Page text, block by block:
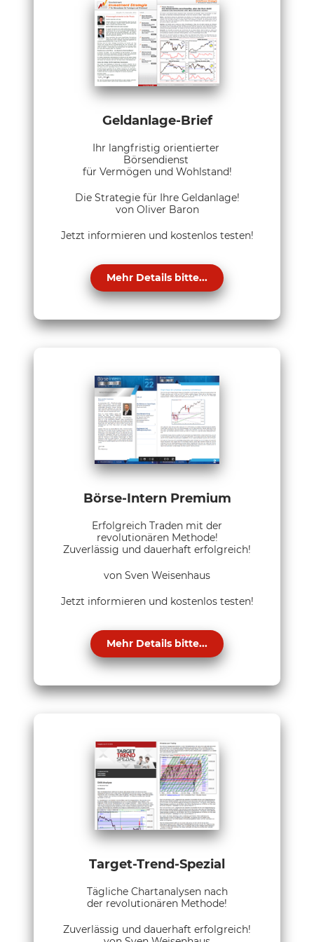
Geldanlage-Brief
Ihr langfristig orientierter
Börsendienst
für Vermögen und Wohlstand!
Die Strategie für Ihre Geldanlage!
von Oliver Baron
Jetzt informieren und kostenlos testen!
Mehr Details bitte...
Börse-Intern Premium
Erfolgreich Traden mit der
revolutionären Methode!
Zuverlässig und dauerhaft erfolgreich!
von Sven Weisenhaus
Jetzt informieren und kostenlos testen!
Mehr Details bitte...
Target-Trend-Spezial
Tägliche Chartanalysen nach
der revolutionären Methode!
Zuverlässig und dauerhaft erfolgreich!